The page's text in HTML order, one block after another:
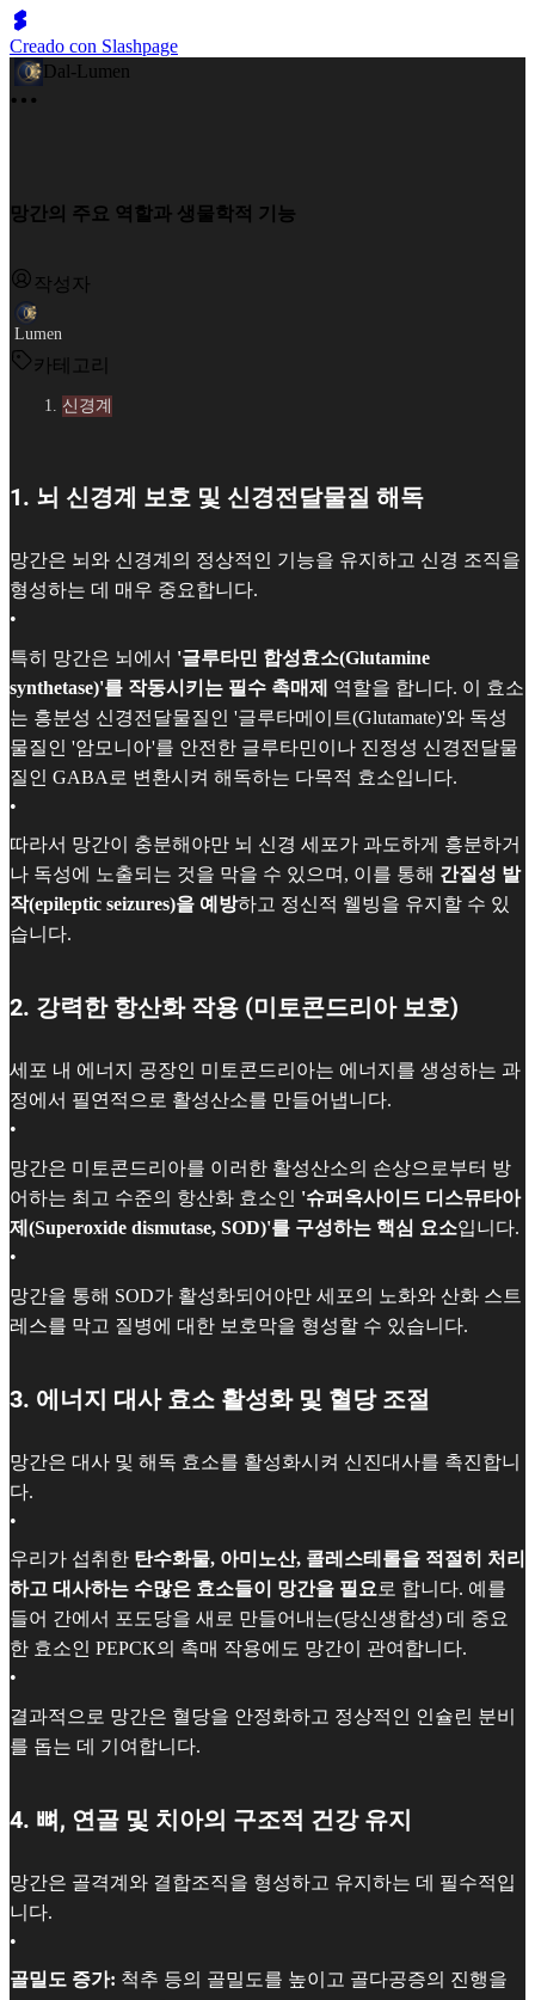
Creado con Slashpage
Dal-Lumen
망간의 주요 역할과 생물학적 기능
작성자
Lumen
카테고리
신경계
1. 뇌 신경계 보호 및 신경전달물질 해독
망간은 뇌와 신경계의 정상적인 기능을 유지하고 신경 조직을
형성하는 데 매우 중요합니다.
•
특히 망간은 뇌에서 '글루타민 합성효소(Glutamine
synthetase)'를 작동시키는 필수 촉매제
역할을 합니다. 이 효소
는 흥분성 신경전달물질인 '글루타메이트(Glutamate)'와 독성
물질인 '암모니아'를 안전한 글루타민이나 진정성 신경전달물
질인 GABA로 변환시켜 해독하는 다목적 효소입니다.
•
따라서 망간이 충분해야만 뇌 신경 세포가 과도하게 흥분하거
나 독성에 노출되는 것을 막을 수 있으며, 이를 통해 간질성 발
작(epileptic seizures)을 예방하고 정신적 웰빙을 유지할 수 있
습니다.
2. 강력한 항산화 작용 (미토콘드리아 보호)
세포 내 에너지 공장인 미토콘드리아는 에너지를 생성하는 과
정에서 필연적으로 활성산소를 만들어냅니다.
•
망간은 미토콘드리아를 이러한 활성산소의 손상으로부터 방
어하는 최고 수준의 항산화 효소인 '슈퍼옥사이드 디스뮤타아
제(Superoxide dismutase, SOD)'를 구성하는 핵심 요소입니다.
•
망간을 통해 SOD가 활성화되어야만 세포의 노화와 산화 스트
레스를 막고 질병에 대한 보호막을 형성할 수 있습니다.
3. 에너지 대사 효소 활성화 및 혈당 조절
망간은 대사 및 해독 효소를 활성화시켜 신진대사를 촉진합니
다.
•
우리가 섭취한 탄수화물, 아미노산, 콜레스테롤을 적절히 처리
하고 대사하는 수많은 효소들이 망간을 필요 로 합니다. 예를
들어 간에서 포도당을 새로 만들어내는(당신생합성) 데 중요
한 효소인 PEPCK의 촉매 작용에도 망간이 관여합니다.
•
결과적으로 망간은 혈당을 안정화하고 정상적인 인슐린 분비
를 돕는 데 기여합니다.
4. 뼈, 연골 및 치아의 구조적 건강 유지
망간은 골격계와 결합조직을 형성하고 유지하는 데 필수적입
니다.
•
골밀도 증가: 척추 등의 골밀도를 높이고 골다공증의 진행을